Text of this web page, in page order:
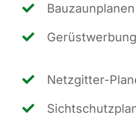
Bau­zaun­pla­nen
Gerüst­wer­bung
Netz­git­ter-